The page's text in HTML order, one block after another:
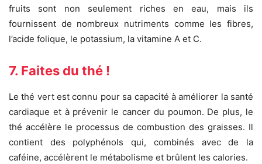
fruits sont non seulement riches en eau, mais ils
fournissent de nombreux nutriments comme les fibres,
l’acide folique, le potassium, la vitamine A et C.
7. Faites du thé !
Le thé vert est connu pour sa capacité à améliorer la santé
cardiaque et à prévenir le cancer du poumon. De plus, le
thé accélère le processus de combustion des graisses. Il
contient des polyphénols qui, combinés avec de la
caféine, accélèrent le métabolisme et brûlent les calories.